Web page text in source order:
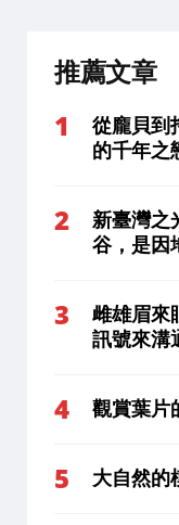
推薦文章
從龐貝到
的千年之
新臺灣之
谷，是因
雌雄眉來
訊號來溝
觀賞葉片
大自然的